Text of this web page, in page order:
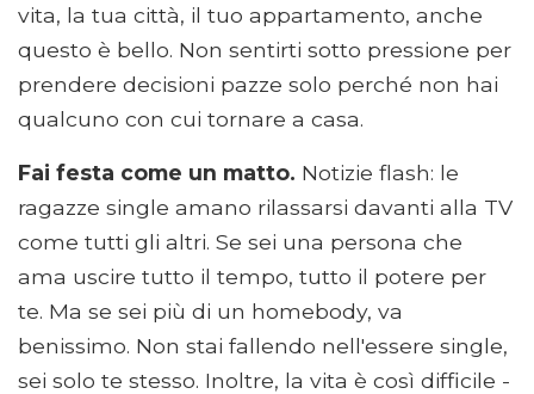
vita, la tua città, il tuo appartamento, anche
questo è bello. Non sentirti sotto pressione per
prendere decisioni pazze solo perché non hai
qualcuno con cui tornare a casa.
Fai festa come un matto. Notizie flash: le
ragazze single amano rilassarsi davanti alla TV
come tutti gli altri. Se sei una persona che
ama uscire tutto il tempo, tutto il potere per
te. Ma se sei più di un homebody, va
benissimo. Non stai fallendo nell'essere single,
sei solo te stesso. Inoltre, la vita è così difficile -